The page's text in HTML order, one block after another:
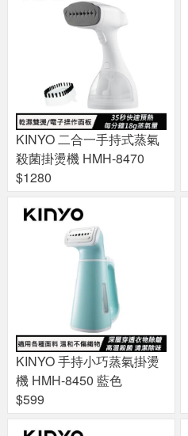
KINYO 二合一手持式蒸氣
殺菌掛燙機 HMH-8470
$1280
KINYO 手持小巧蒸氣掛燙
機 HMH-8450 藍色
$599